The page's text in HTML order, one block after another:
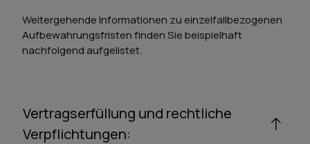
Weitergehende Informationen zu einzelfallbezogenen
Aufbewahrungsfristen finden Sie beispielhaft
nachfolgend aufgelistet.
Vertragserfüllung und rechtliche
Verpflichtungen: